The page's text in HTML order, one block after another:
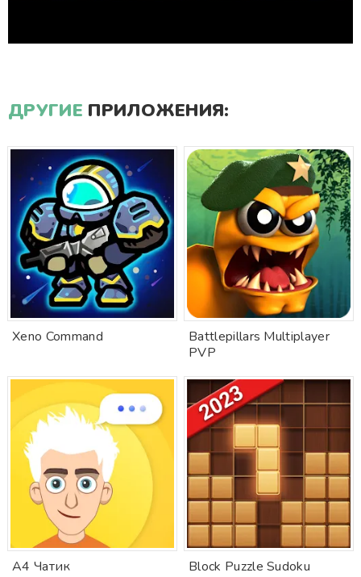
ДРУГИЕ ПРИЛОЖЕНИЯ:
Xeno Command
Battlepillars Multiplayer
PVP
А4 Чатик Block Puzzle Sudoku